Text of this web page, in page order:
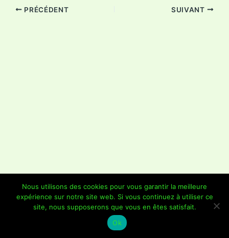
PRÉCÉDENT SUIVANT
Copyright © 2026 Je Grimpe 85 | Propulsé parThème WordPress
Astra
Nous utilisons des cookies pour vous garantir la meilleure
expérience sur notre site web. Si vous continuez à utiliser ce
site, nous supposerons que vous en êtes satisfait.
Ok